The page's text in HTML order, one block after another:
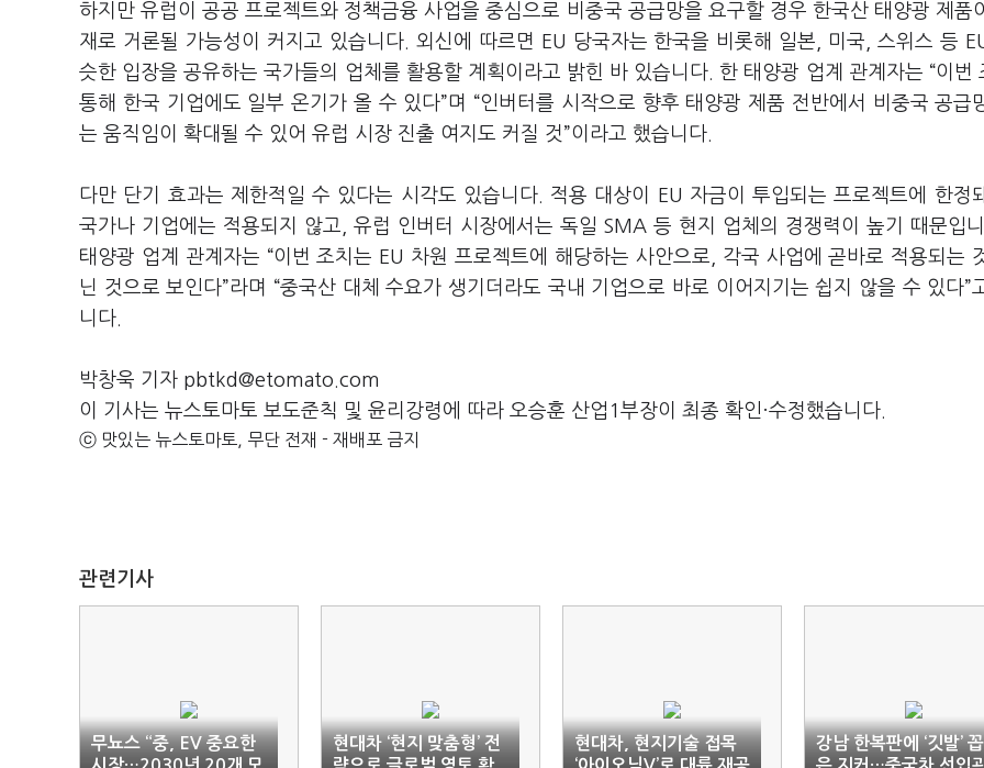
하지만 유럽이 공공 프로젝트와 정책금융 사업을 중심으로 비중국 공급망을 요구할 경우 한국산 태양광 제품
재로 거론될 가능성이 커지고 있습니다. 외신에 따르면 EU 당국자는 한국을 비롯해 일본, 미국, 스위스 등
슷한 입장을 공유하는 국가들의 업체를 활용할 계획이라고 밝힌 바 있습니다. 한 태양광 업계 관계자는 “이번
통해 한국 기업에도 일부 온기가 올 수 있다”며 “인버터를 시작으로 향후 태양광 제품 전반에서 비중국 공급
는 움직임이 확대될 수 있어 유럽 시장 진출 여지도 커질 것”이라고 했습니다.
다만 단기 효과는 제한적일 수 있다는 시각도 있습니다. 적용 대상이 EU 자금이 투입되는 프로젝트에 한정
국가나 기업에는 적용되지 않고, 유럽 인버터 시장에서는 독일 SMA 등 현지 업체의 경쟁력이 높기 때문입
태양광 업계 관계자는 “이번 조치는 EU 차원 프로젝트에 해당하는 사안으로, 각국 사업에 곧바로 적용되는
닌 것으로 보인다”라며 “중국산 대체 수요가 생기더라도 국내 기업으로 바로 이어지기는 쉽지 않을 수 있다”
니다.
박창욱 기자 pbtkd@etomato.com
이 기사는 뉴스토마토 보도준칙 및 윤리강령에 따라 오승훈 산업1부장이 최종 확인·수정했습니다.
ⓒ 맛있는 뉴스토마토, 무단 전재 - 재배포 금지
관련기사
무뇨스 “중, EV 중요한
현대차 ‘현지 맞춤형’ 전
현대차, 현지기술 접목
강남 한복판에 ‘깃발’ 꼽